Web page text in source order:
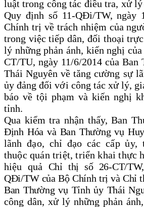
luật trong công tác điều tra, xử
Quy định số 11-QĐi/TW, ngày
Chính trị về trách nhiệm của
trong việc tiếp dân, đối thoại
lý những phản ánh, kiến nghị
CT/TU, ngày 11/6/2014 của
Thái Nguyên về tăng cường sự
ủy đảng đối với công tác xử lý,
báo về tội phạm và kiến nghị
tỉnh.
Qua kiểm tra nhận thấy, Ban
Định Hóa và Ban Thường vụ
lãnh đạo, chỉ đạo các cấp ủy,
thuộc quán triệt, triển khai thực
hiệu quả Chỉ thị số 26-CT/
QĐi/TW của Bộ Chính trị và Chỉ
Ban Thường vụ Tỉnh ủy Thái
công dân, xử lý những phản